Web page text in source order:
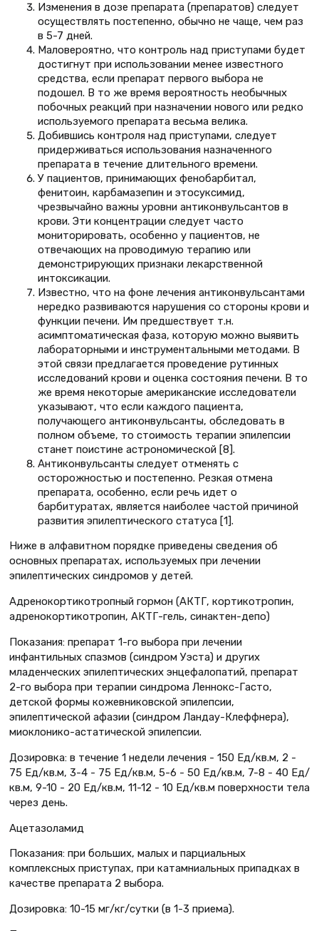
Изменения в дозе препарата (препаратов) следует
осуществлять постепенно, обычно не чаще, чем раз
в 5-7 дней.
Маловероятно, что контроль над приступами будет
достигнут при использовании менее известного
средства, если препарат первого выбора не
подошел. В то же время вероятность необычных
побочных реакций при назначении нового или редко
используемого препарата весьма велика.
Добившись контроля над приступами, следует
придерживаться использования назначенного
препарата в течение длительного времени.
У пациентов, принимающих фенобарбитал,
фенитоин, карбамазепин и этосуксимид,
чрезвычайно важны уровни антиконвульсантов в
крови. Эти концентрации следует часто
мониторировать, особенно у пациентов, не
отвечающих на проводимую терапию или
демонстрирующих признаки лекарственной
интоксикации.
Известно, что на фоне лечения антиконвульсантами
нередко развиваются нарушения со стороны крови и
функции печени. Им предшествует т.н.
асимптоматическая фаза, которую можно выявить
лабораторными и инструментальными методами. В
этой связи предлагается проведение рутинных
исследований крови и оценка состояния печени. В то
же время некоторые американские исследователи
указывают, что если каждого пациента,
получающего антиконвульсанты, обследовать в
полном объеме, то стоимость терапии эпилепсии
станет поистине астрономической [8].
Антиконвульсанты следует отменять с
осторожностью и постепенно. Резкая отмена
препарата, особенно, если речь идет о
барбитуратах, является наиболее частой причиной
развития эпилептического статуса [1].
Ниже в алфавитном порядке приведены сведения об
основных препаратах, используемых при лечении
эпилептических синдромов у детей.
Адренокортикотропный гормон (АКТГ, кортикотропин,
адренокортикотропин, АКТГ-гель, синактен-депо)
Показания: препарат 1-го выбора при лечении
инфантильных спазмов (синдром Уэста) и других
младенческих эпилептических энцефалопатий, препарат
2-го выбора при терапии синдрома Леннокс-Гасто,
детской формы кожевниковской эпилепсии,
эпилептической афазии (синдром Ландау-Клеффнера),
миоклонико-астатической эпилепсии.
Дозировка: в течение 1 недели лечения - 150 Ед/кв.м, 2 -
75 Ед/кв.м, 3-4 - 75 Ед/кв.м, 5-6 - 50 Ед/кв.м, 7-8 - 40 Ед/
кв.м, 9-10 - 20 Ед/кв.м, 11-12 - 10 Eд/кв.м поверхности тела
через день.
Ацетазоламид
Показания: при больших, малых и парциальных
комплексных приступах, при катамниальных припадках в
качестве препарата 2 выбора.
Дозировка: 10-15 мг/кг/сутки (в 1-3 приема).